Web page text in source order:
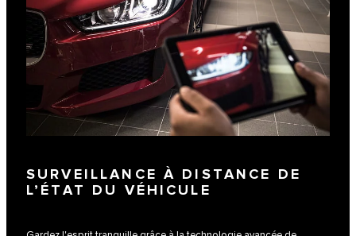
SURVEILLANCE À DISTANCE DE
L’ÉTAT DU VÉHICULE